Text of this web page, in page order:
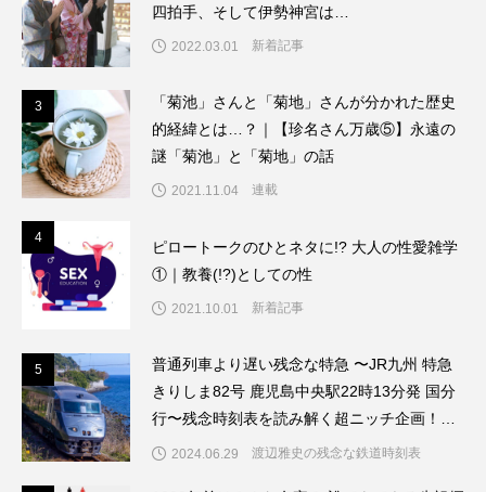
四拍手、そして伊勢神宮は…
2022.03.01 新着記事
3
「菊池」さんと「菊地」さんが分かれた歴史
的経緯とは…？｜【珍名さん万歳⑤】永遠の
謎「菊池」と「菊地」の話
2021.11.04 連載
4
ピロートークのひとネタに!? 大人の性愛雑学
①｜教養(!?)としての性
2021.10.01 新着記事
5
普通列車より遅い残念な特急 〜JR九州 特急
きりしま82号 鹿児島中央駅22時13分発 国分
行〜残念時刻表を読み解く超ニッチ企画！～
「渡辺雅史の残念な鉄道時刻表」第6回
2024.06.29 渡辺雅史の残念な鉄道時刻表